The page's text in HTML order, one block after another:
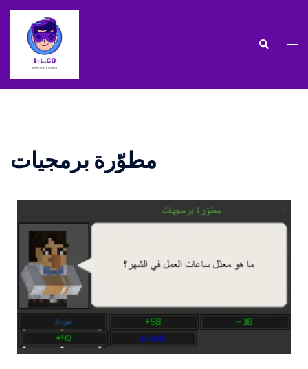
مطوّرة برمجيات